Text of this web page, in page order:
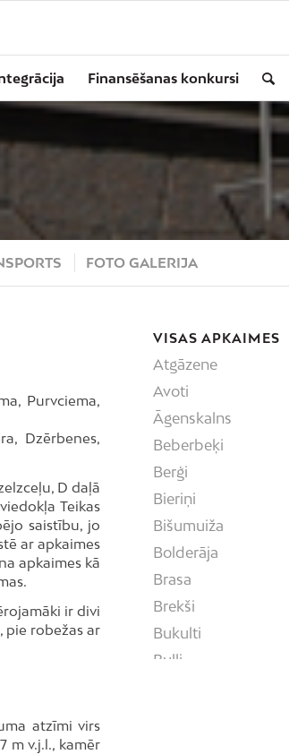
Finansēšanas konkursi
FOTO GALERIJA
Purvciema,
Dzērbenes,
D daļā
Teikas
saistību, jo
ar apkaimes
apkaimes kā
ir divi
pie robežas ar
atzīmi virs
m v.j.l., kamēr
VISAS APKAIMES
Atgāzene
Avoti
Āgenskalns
Beberbeķi
Berģi
Bieriņi
Bišumuiža
Bolderāja
Brasa
Brekši
Bukulti
Buļļi